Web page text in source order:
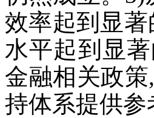
效率起到显
水平起到显
金融相关政
持体系提供参